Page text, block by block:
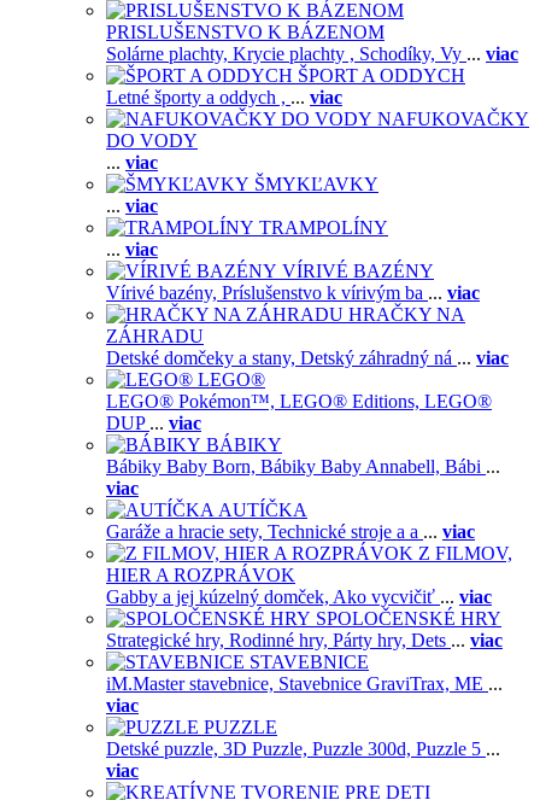
PRISLUŠENSTVO K BÁZENOM
Solárne plachty, Krycie plachty , Schodíky, Vy ... viac
ŠPORT A ODDYCH
Letné športy a oddych , ... viac
NAFUKOVAČKY
DO VODY
... viac
ŠMYKĽAVKY
... viac
TRAMPOLÍNY
... viac
VÍRIVÉ BAZÉNY
Vírivé bazény, Príslušenstvo k vírivým ba ... viac
HRAČKY NA
ZÁHRADU
Detské domčeky a stany, Detský záhradný ná ... viac
LEGO®
LEGO® Pokémon™, LEGO® Editions, LEGO®
DUP ... viac
BÁBIKY
Bábiky Baby Born, Bábiky Baby Annabell, Bábi ...
viac
AUTÍČKA
Garáže a hracie sety, Technické stroje a a ... viac
Z FILMOV,
HIER A ROZPRÁVOK
Gabby a jej kúzelný domček, Ako vycvičiť ... viac
SPOLOČENSKÉ HRY
Strategické hry, Rodinné hry, Párty hry, Dets ... viac
STAVEBNICE
iM.Master stavebnice, Stavebnice GraviTrax, ME ...
viac
PUZZLE
Detské puzzle, 3D Puzzle, Puzzle 300d, Puzzle 5 ...
viac